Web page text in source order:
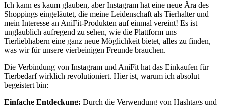
Ich kann es⁣ kaum glauben, aber ‍Instagram hat‍ eine⁤ neue Ära des ​
Shoppings ​eingeläutet, die meine​ Leidenschaft als Tierhalter ⁤und
mein Interesse an AniFit-Produkten auf einmal ⁢vereint! Es ist
unglaublich aufregend ‌zu sehen, wie die Plattform⁤ uns
Tierliebhabern eine ganz⁢ neue Möglichkeit bietet, alles zu⁤ finden,
was wir für unsere ⁣vierbeinigen Freunde brauchen.
Die⁢ Verbindung ‍von Instagram und AniFit hat‍ das Einkaufen für
Tierbedarf wirklich revolutioniert. Hier ist,⁢ warum ich absolut
begeistert‍ bin:
Einfache​ Entdeckung: Durch die Verwendung‍ von Hashtags und